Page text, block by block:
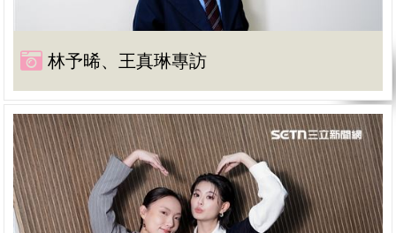
林予晞、王真琳專訪